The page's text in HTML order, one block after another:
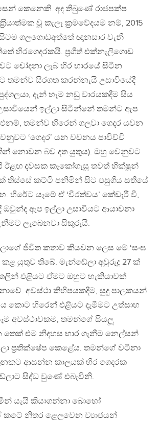
කෙනෙකි. අද තිබුණේ රාජපක්ෂ
වූ කැලෑ ක‍්‍රමවේදයම නම්, 2015
සිටම ගලගොඩඅත්තේ ඥානසාර වැනි
හිරගෙදරකයි. ප‍්‍රගීත් එක්නැලිගොඩ
චෝදනා ලැබ හිර භාරයේ සිටින
තමන්ව සිරගත කරන්නැයි උසාවියේදී
දැන් හැම නඩු වාරයකදීම සිය
ඉල්ලා සිටින්නේ තමන්ට ඇප
එනම්, තමන්ව හිරෙන් ගලවා ගෙදර යවන
‘ගෙදර’ යන වචනය පාවිච්චි
නොවන බව දත යුතුය). ඔහු වෙනුවට
ඊළඟ දවසක කෑකෝගැසූ තවත් භික්ෂූන්
තිස්සේ කට්ටි පනිමින් සිට පසුගිය සතියේ
හිරේට යෑමේ ඒ ‘වීරත්වය’ කේඩෑරී වී,
ඔවුන්ද ඇප ඉල්ලා උසාවියට ආයාචනා
ලැබෙනවා සිකුරුයි.
ජීවිත කතාව කියවන ලෙස මේ ‘සංඝ
යුතුව තිබේ. මැන්ඬේලා අවුරුදු 27 ක්
එළියට ඒමට ඔහුට හැකියාවක්
අවස්ථා කිහිපයකදීම, සුදු පාලකයන්
කොට හිරෙන් එළියට දැමීමට උත්සාහ
අවස්ථාවකම, තමන්ගේ සියලූ
එම නිදහස භාර ගැනීම නෙල්සන්
ප‍්‍රතික්ෂේප කෙළේය. තමන්ගේ වටිනා
ආසන්න කාලයක් හිර ගෙදරක
සිද්ධ වුණේ එබැවිනි.
යැයි කියාගන්නා බොහෝ
නිතර ළෙලවෙන ව්‍යාජයන්